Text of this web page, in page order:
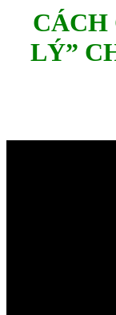
CÁCH
LÝ”